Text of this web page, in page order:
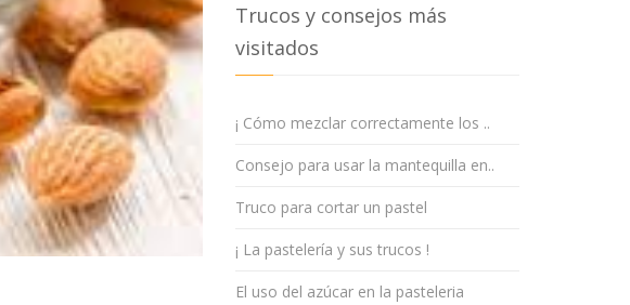
Trucos y consejos más
visitados
¡ Cómo mezclar correctamente los ..
Consejo para usar la mantequilla en..
Truco para cortar un pastel
¡ La pastelería y sus trucos !
El uso del azúcar en la pasteleria